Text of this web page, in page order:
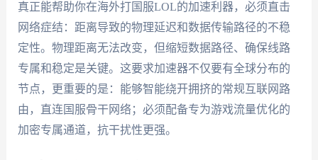
真正能帮助你在海外打国服LOL的加速利器，必须直击
网络症结：距离导致的物理延迟和数据传输路径的不稳
定性。物理距离无法改变，但缩短数据路径、确保线路
专属和稳定是关键。这要求加速器不仅要有全球分布的
节点，更重要的是：能够智能绕开拥挤的常规互联网路
由，直连国服骨干网络；必须配备专为游戏流量优化的
加密专属通道，抗干扰性更强。